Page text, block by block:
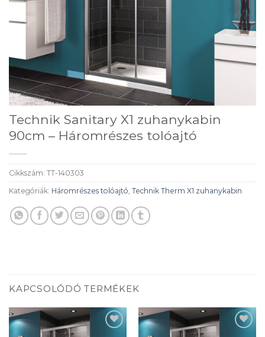
Technik Sanitary X1 zuhanykabin
90cm – Háromrészes tolóajtó
Cikkszám: TT-140303
Kategóriák: Háromrészes tolóajtó Technik Therm X1 zuhanykabin
KAPCSOLÓDÓ TERMÉKEK